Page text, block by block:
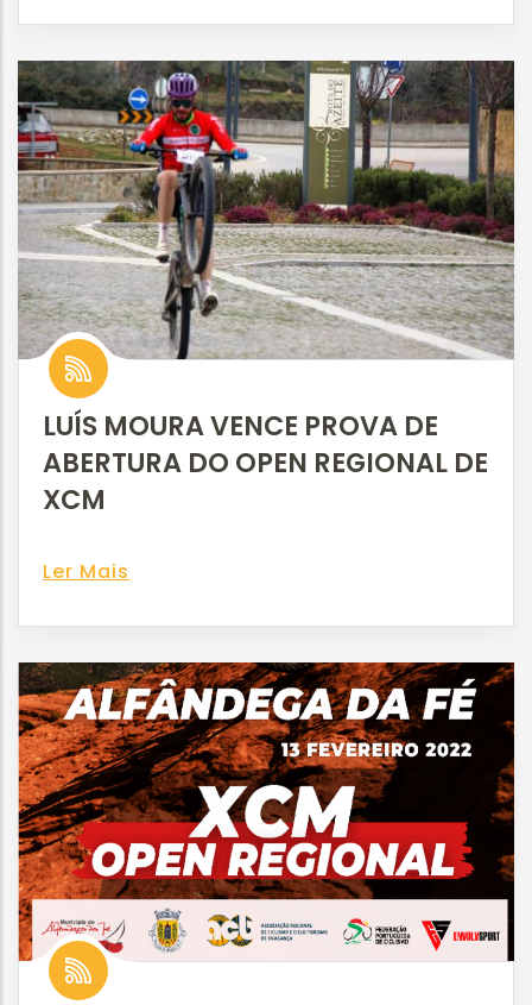
LUÍS MOURA VENCE PROVA DE
ABERTURA DO OPEN REGIONAL DE
XCM
Ler Mais